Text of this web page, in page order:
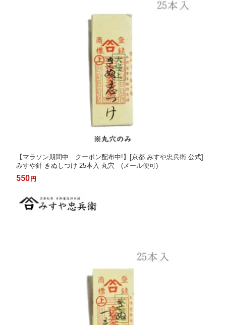
【マラソン期間中 クーポン配布中!】[京都 みすや忠兵衛 公式]
みすや針 きぬしつけ 25本入 丸穴 (メール便可)
550円